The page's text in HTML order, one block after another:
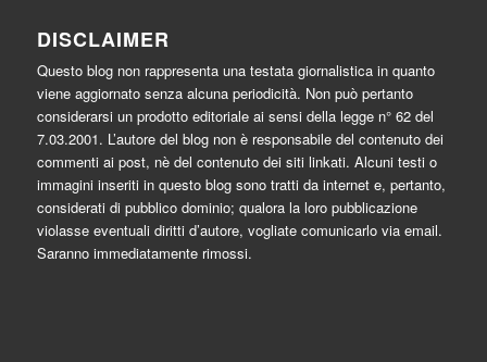
DISCLAIMER
Questo blog non rappresenta una testata giornalistica in quanto
viene aggiornato senza alcuna periodicità. Non può pertanto
considerarsi un prodotto editoriale ai sensi della legge n° 62 del
7.03.2001. L’autore del blog non è responsabile del contenuto dei
commenti ai post, nè del contenuto dei siti linkati. Alcuni testi o
immagini inseriti in questo blog sono tratti da internet e, pertanto,
considerati di pubblico dominio; qualora la loro pubblicazione
violasse eventuali diritti d’autore, vogliate comunicarlo via email.
Saranno immediatamente rimossi.